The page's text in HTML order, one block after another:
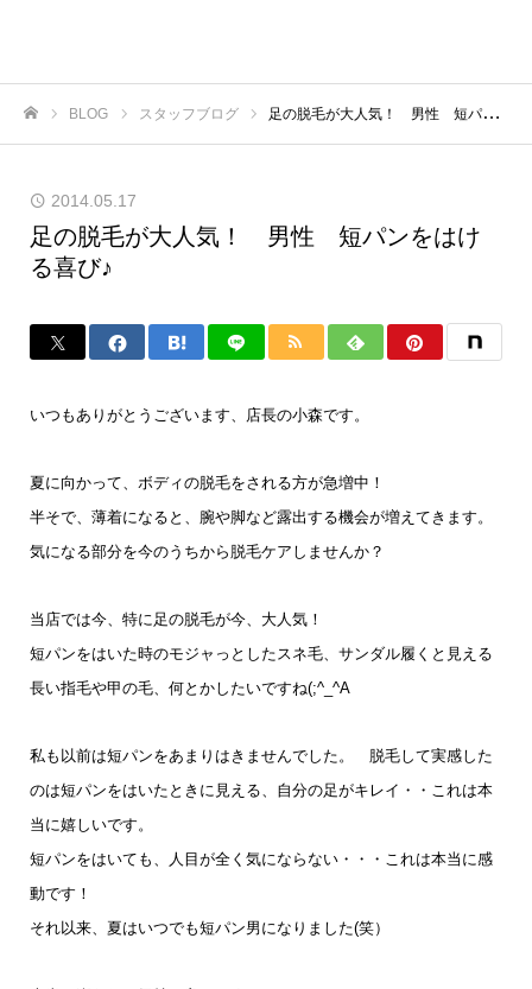
BLOG スタッフブログ 足の脱毛が大人気！ 男性 短パンをはける喜び♪
2014.05.17
足の脱毛が大人気！ 男性 短パンをはけ
る喜び♪
いつもありがとうございます、店長の小森です。
夏に向かって、ボディの脱毛をされる方が急増中！
半そで、薄着になると、腕や脚など露出する機会が増えてきます。
気になる部分を今のうちから脱毛ケアしませんか？
当店では今、特に足の脱毛が今、大人気！
短パンをはいた時のモジャっとしたスネ毛、サンダル履くと見える
長い指毛や甲の毛、何とかしたいですね(;^_^A
私も以前は短パンをあまりはきませんでした。 脱毛して実感した
のは短パンをはいたときに見える、自分の足がキレイ・・これは本
当に嬉しいです。
短パンをはいても、人目が全く気にならない・・・これは本当に感
動です！
それ以来、夏はいつでも短パン男になりました(笑）